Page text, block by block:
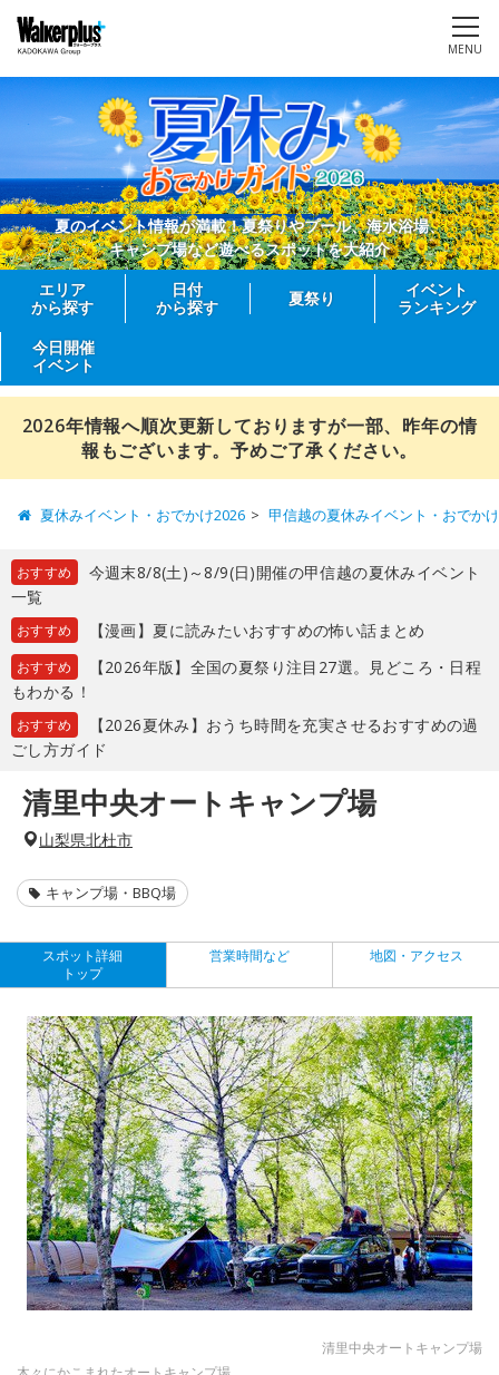
MENU
夏のイベント情報が満載！夏祭りやプール、海水浴場、
キャンプ場など遊べるスポットを大紹介
エリア
から探す
日付
から探す
夏祭り
イベント
ランキング
今日開催
イベント
2026年情報へ順次更新しておりますが一部、昨年の情
報もございます。予めご了承ください。
夏休みイベント・おでかけ2026 甲信越の夏休みイベント・おでか
おすすめ
今週末8/8(土)～8/9(日)開催の甲信越の夏休みイベント
一覧
おすすめ 【漫画】夏に読みたいおすすめの怖い話まとめ
おすすめ
【2026年版】全国の夏祭り注目27選。見どころ・日程
もわかる！
おすすめ
【2026夏休み】おうち時間を充実させるおすすめの過
ごし方ガイド
清里中央オートキャンプ場
山梨県北杜市
キャンプ場・BBQ場
スポット詳細
トップ
営業時間など 地図・アクセス
清里中央オートキャンプ場